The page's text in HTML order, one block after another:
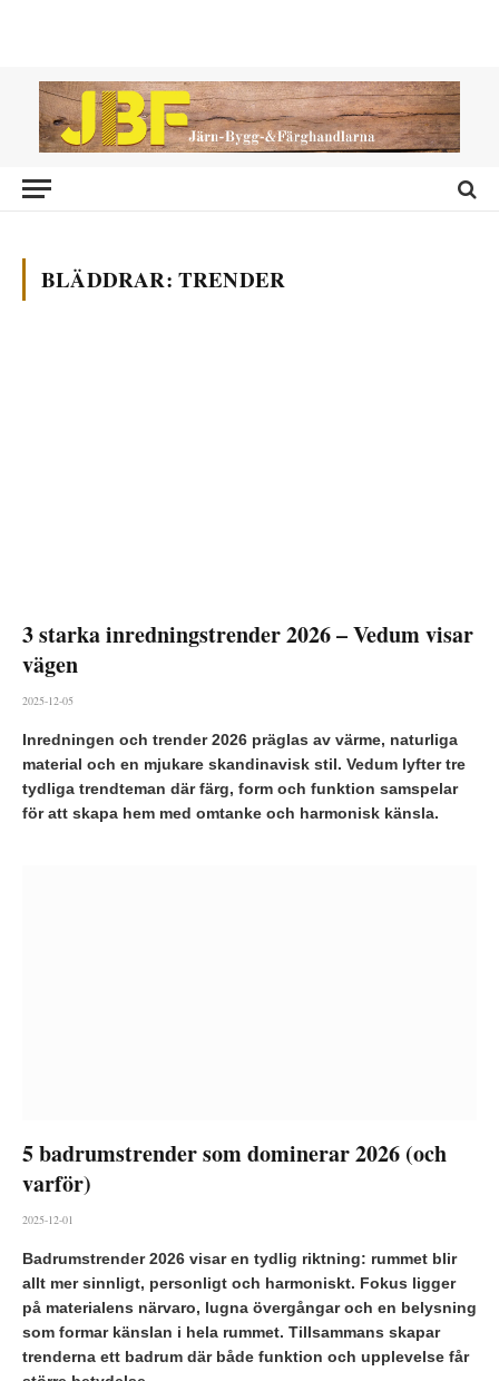
BLÄDDRAR: TRENDER
3 starka inredningstrender 2026 – Vedum visar
vägen
2025-12-05
Inredningen och trender 2026 präglas av värme, naturliga
material och en mjukare skandinavisk stil. Vedum lyfter tre
tydliga trendteman där färg, form och funktion samspelar
för att skapa hem med omtanke och harmonisk känsla.
5 badrumstrender som dominerar 2026 (och
varför)
2025-12-01
Badrumstrender 2026 visar en tydlig riktning: rummet blir
allt mer sinnligt, personligt och harmoniskt. Fokus ligger
på materialens närvaro, lugna övergångar och en belysning
som formar känslan i hela rummet. Tillsammans skapar
trenderna ett badrum där både funktion och upplevelse får